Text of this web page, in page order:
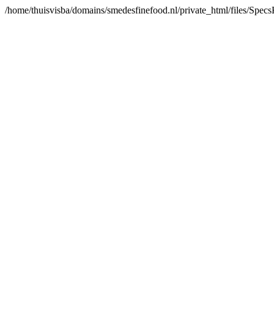
/home/thuisvisba/domains/smedesfinefood.nl/private_html/files/